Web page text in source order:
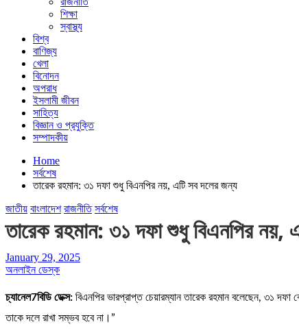
শিক্ষা
স্বাস্থ্য
বিশ্ব
বাণিজ্য
খেলা
বিনোদন
অপরাধ
ইসলামী জীবন
সাহিত্য
বিজ্ঞান ও প্রযুক্তি
সম্পাদকীয়
Home
সর্বশেষ
তারেক রহমান: ৩১ দফা শুধু বিএনপির নয়, এটি সব দলের জন্য
জাতীয় বাংলাদেশ রাজনীতি সর্বশেষ
তারেক রহমান: ৩১ দফা শুধু বিএনপির নয়,
January 29, 2025
অনলাইন ডেস্ক
চ্যানেল7বিডি ডেক্স: বিএনপির ভারপ্রাপ্ত চেয়ারম্যান তারেক রহমান বলেছেন, ৩১
তাকে দলে রাখা সম্ভব হবে না।”